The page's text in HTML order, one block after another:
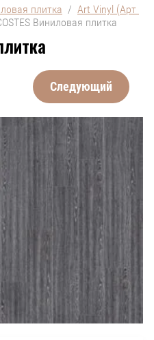
плитка
  /
Art Vinyl (Арт
COSTES Виниловая плитка
Следующий